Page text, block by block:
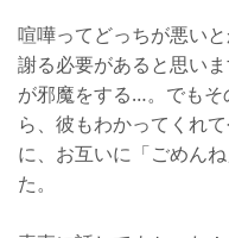
喧嘩ってどっちが悪い
謝る必要があると思い
が邪魔をする…。でも
ら、彼もわかってくれ
に、お互いに「ごめん
た。